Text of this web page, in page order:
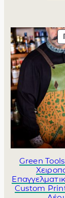
Green
Custom